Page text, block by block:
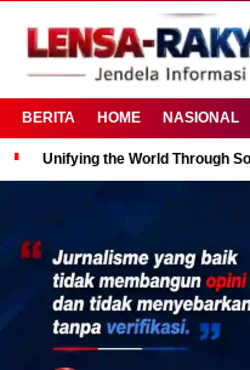
BERITA HOME NASIONAL
Unifying the World Through